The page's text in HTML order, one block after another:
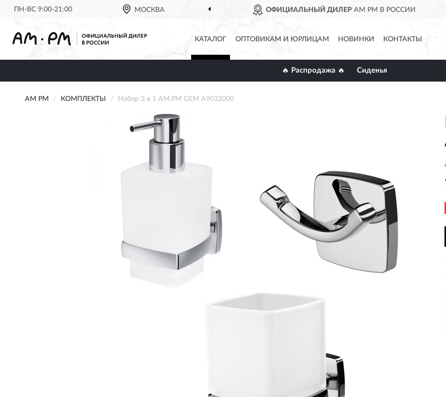
ПН-ВС 9:00-21:00 МОСКВА ОФИЦИАЛЬНЫЙ ДИЛЕР AM PM В РОССИИ
КАТАЛОГ ОПТОВИКАМ И ЮРЛИЦАМ НОВИНКИ КОНТАКТЫ
🔥 Распродажа 🔥 Сиденья
AM PM КОМПЛЕКТЫ Набор 3 в 1 AM.PM GEM A9032000